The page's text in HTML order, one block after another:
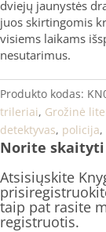
dviejų jaunystės
juos skirtingomis
visiems laikams
nesutarimus.
Produkto kodas:
trileriai, Grožinė
detektyvas, policija,
Norite skaityti
Atsisiųskite
taip pat rasite
registruotis.